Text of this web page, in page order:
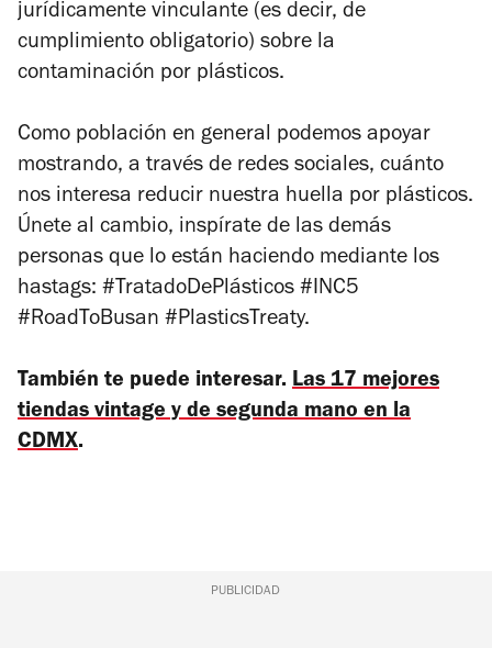
jurídicamente vinculante (es decir, de
cumplimiento obligatorio) sobre la
contaminación por plásticos.
Como población en general podemos apoyar
mostrando, a través de redes sociales, cuánto
nos interesa reducir nuestra huella por plásticos.
Únete al cambio, inspírate de las demás
personas que lo están haciendo mediante los
hastags: #TratadoDePlásticos #INC5
#RoadToBusan #PlasticsTreaty.
También te puede interesar. Las 17 mejores
tiendas vintage y de segunda mano en la
CDMX.
PUBLICIDAD